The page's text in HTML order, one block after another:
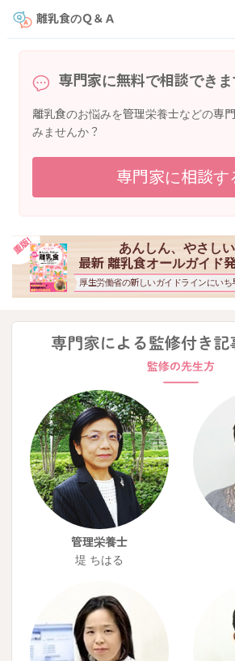
離乳食のＱ＆Ａ
専門家に無料で相談でき
離乳食のお悩みを管理栄養士などの専
みませんか？
専門家に相談す
あんしん、やさしい
最新 離乳食オールガイド
厚生労働省の新しいガイドラインにいち
管理栄養士
堤 ちはる